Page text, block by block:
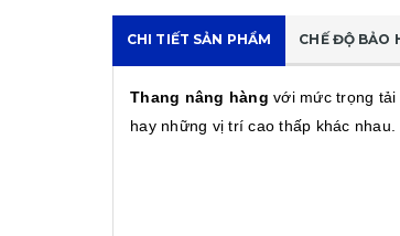
CHI TIẾT SẢN PHẨM CHẾ ĐỘ BẢO
Thang nâng hàng với mức trọng
hay những vị trí cao thấp khác nhau.